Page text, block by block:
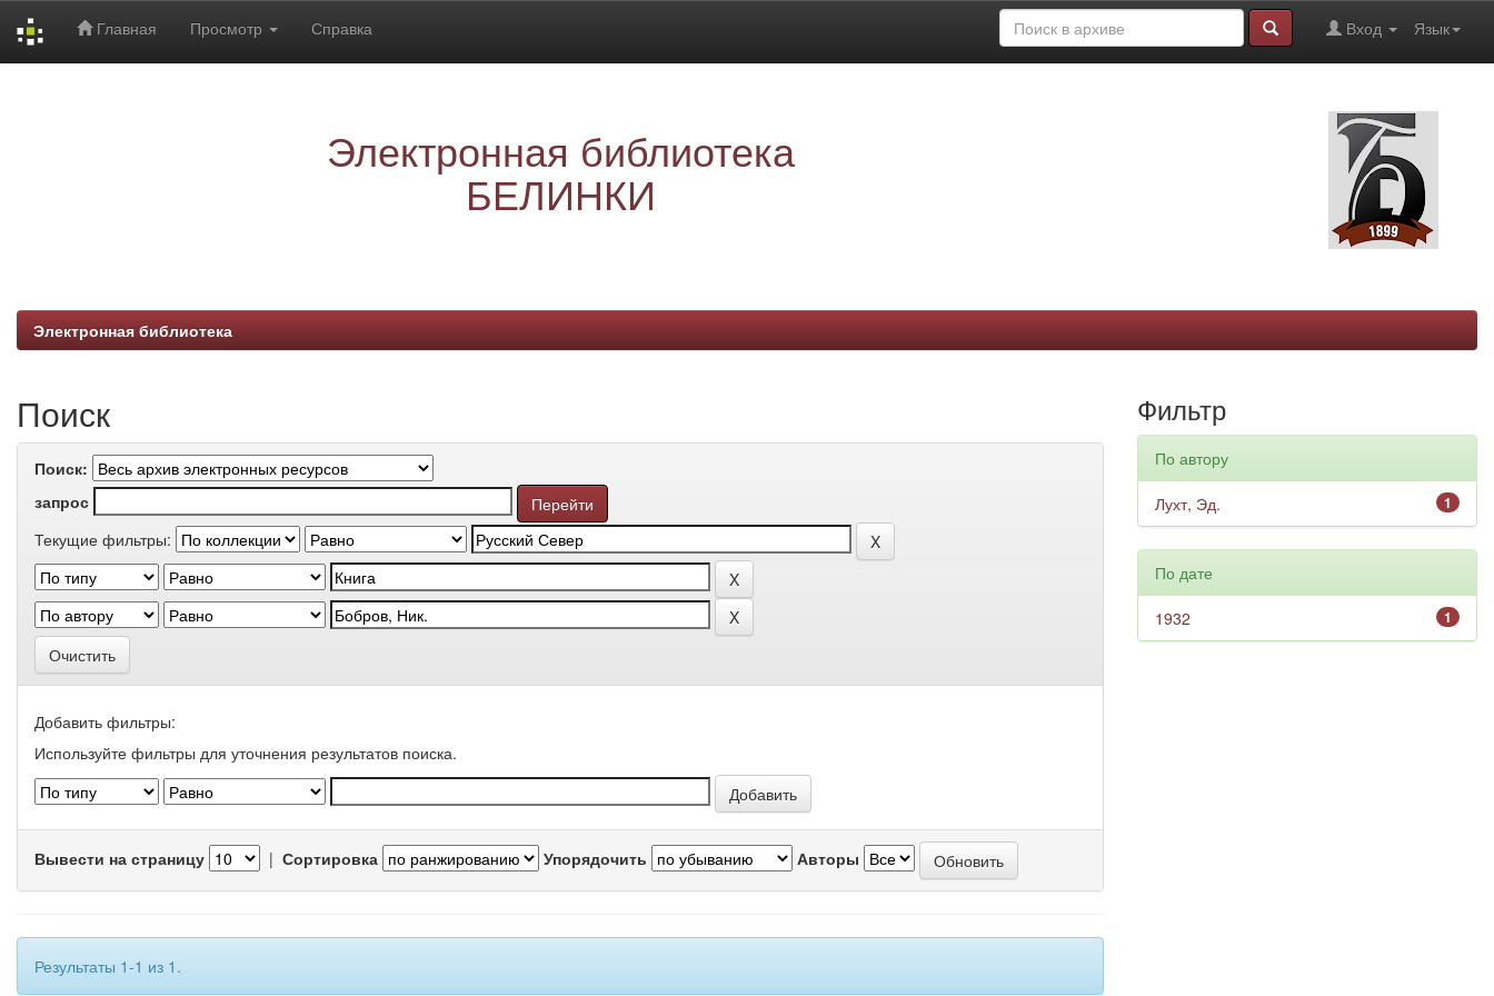
Главная Просмотр Справка Язык
Вход
Электронная библиотека
БЕЛИНКИ
Электронная библиотека
Поиск
Поиск:
запрос
Текущие фильтры:
Очистить
Добавить фильтры:
Используйте фильтры для уточнения результатов поиска.
Вывести на страницу | Сортировка Упорядочить Авторы
Результаты 1-1 из 1.
Фильтр
По автору
1
Лухт, Эд.
По дате
1
1932